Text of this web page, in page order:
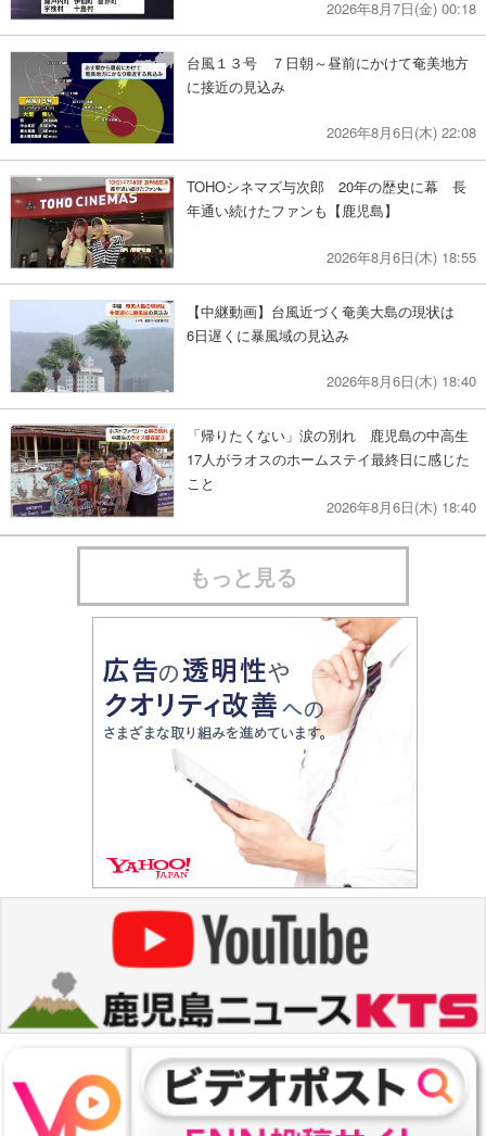
2026年8月7日(金) 00:18
台風１３号 ７日朝～昼前にかけて奄美地方
に接近の見込み
2026年8月6日(木) 22:08
TOHOシネマズ与次郎 20年の歴史に幕 長
年通い続けたファンも【鹿児島】
2026年8月6日(木) 18:55
【中継動画】台風近づく奄美大島の現状は
6日遅くに暴風域の見込み
2026年8月6日(木) 18:40
「帰りたくない」涙の別れ 鹿児島の中高生
17人がラオスのホームステイ最終日に感じた
こと
2026年8月6日(木) 18:40
もっと見る